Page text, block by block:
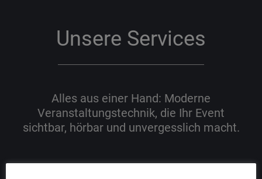
Unsere Services
Alles aus einer Hand: Moderne
Veranstaltungstechnik, die Ihr Event
sichtbar, hörbar und unvergesslich macht.